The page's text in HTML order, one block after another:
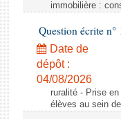
immobilière :
Question écrite
Date de
dépôt :
04/08/2026
ruralité - Prise
élèves au sein